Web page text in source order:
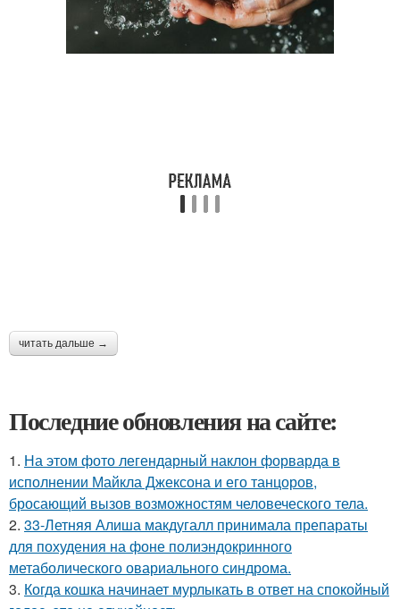
читать дальше →
Последние обновления на сайте:
1. На этом фото легендарный наклон форварда в
исполнении Майкла Джексона и его танцоров,
бросающий вызов возможностям человеческого тела.
2. 33-Летняя Алиша макдугалл принимала препараты
для похудения на фоне полиэндокринного
метаболического овариального синдрома.
3. Когда кошка начинает мурлыкать в ответ на спокойный